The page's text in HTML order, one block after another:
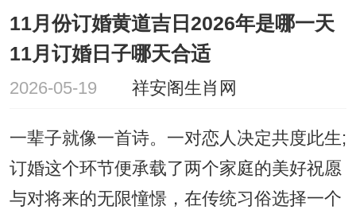
11月份订婚黄道吉日2026年是哪一天
11月订婚日子哪天合适
2026-05-19 祥安阁生肖网
一辈子就像一首诗。一对恋人决定共度此生;
订婚这个环节便承载了两个家庭的美好祝愿
与对将来的无限憧憬，在传统习俗选择一个